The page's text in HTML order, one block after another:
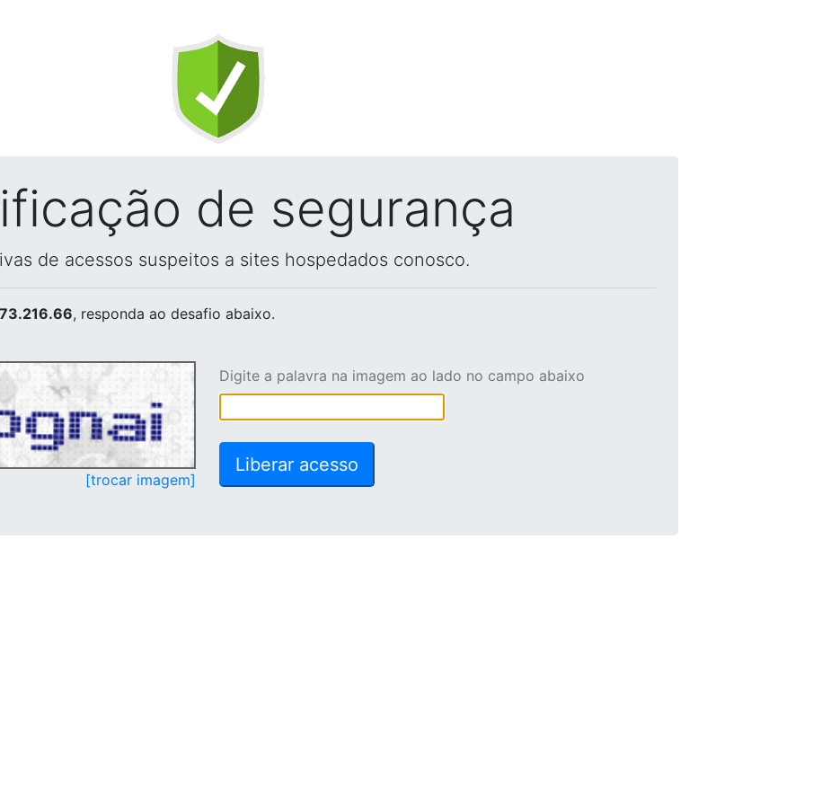
de segurança
de acessos suspeitos a sites hospedados conosco.
, responda ao desafio abaixo.
[trocar imagem]
Digite a palavra na imagem ao lado no campo abaixo